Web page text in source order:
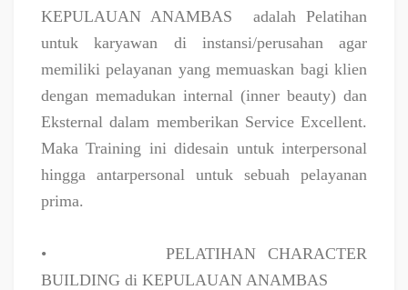
KEPULAUAN ANAMBAS
adalah Pelatihan
untuk karyawan di instansi/perusahan agar
memiliki pelayanan yang memuaskan bagi klien
dengan memadukan internal (inner beauty) dan
Eksternal dalam memberikan Service Excellent.
Maka Training ini didesain untuk interpersonal
hingga antarpersonal untuk sebuah pelayanan
prima.
•
PELATIHAN CHARACTER
BUILDING di KEPULAUAN ANAMBAS